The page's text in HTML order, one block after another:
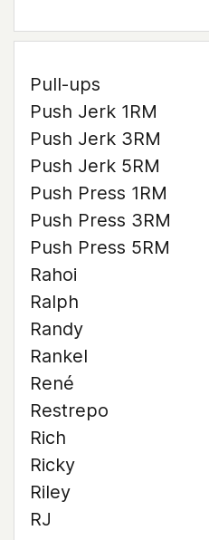
Pull-ups
Push Jerk 1RM
Push Jerk 3RM
Push Jerk 5RM
Push Press 1RM
Push Press 3RM
Push Press 5RM
Rahoi
Ralph
Randy
Rankel
René
Restrepo
Rich
Ricky
Riley
RJ